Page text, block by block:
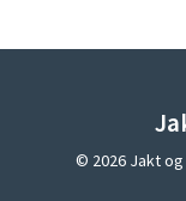
© 2026 Jakt